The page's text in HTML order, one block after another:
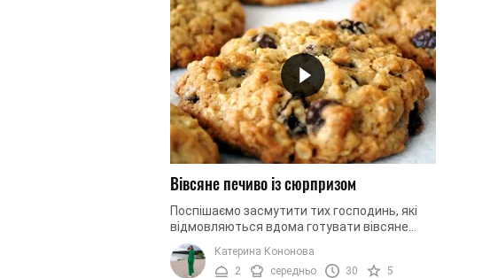
Вівсяне печиво із сюрпризом
Поспішаємо засмутити тих господинь, які
відмовляються вдома готувати вівсяне
печиво, прикриваючись тим, що це займає
багато часу. Рецепт вівсяного ...
Катерина Кононова
2
середньо 30 5